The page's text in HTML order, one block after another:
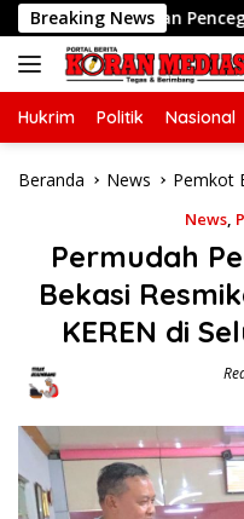
Langsung
ke
konten
Breaking News
Gerakan Pencegahan
Hukrim Politik Nasional
Beranda News Pemkot
News,
Permudah
Bekasi
KEREN di